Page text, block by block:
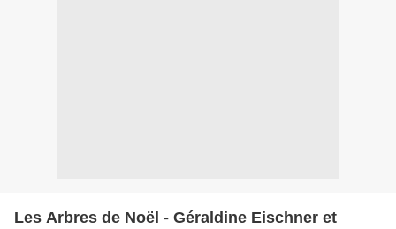
Les Arbres de Noël - Géraldine Eischner et